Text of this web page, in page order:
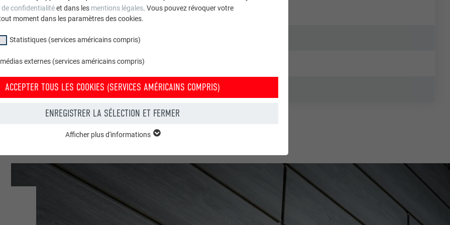
Italie
Sarmato
Bâtiment de l'entreprise
© PREFA | Croce & Wir
confidentialitéet dans les mentions légales. Vous pouvez révoquer votre
moment dans les paramètres des cookies.
Statistiques (services américains compris)
externes (services américains compris)
ACCEPTER TOUS LES COOKIES (SERVICES AMÉRICAINS COMPRIS)
ENREGISTRER LA SÉLECTION ET FERMER
Afficher les informations relatives aux cookies
(services américains compris) » nous aident à comprendre comment le site
Afficher plus d'informations